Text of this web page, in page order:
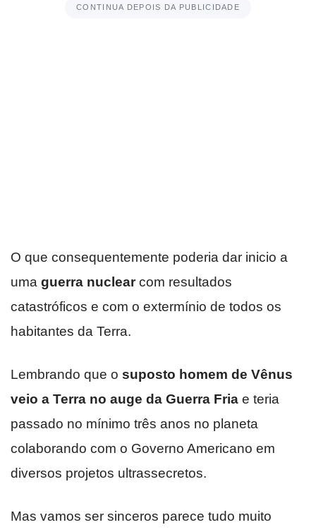
CONTINUA DEPOIS DA PUBLICIDADE
O que consequentemente poderia dar inicio a
uma guerra nuclearcom resultados
catastróficos e com o extermínio de todos os
habitantes da Terra.
Lembrando que o suposto homem de Vênus
veio a Terra no auge da Guerra Fria e teria
passado no mínimo três anos no planeta
colaborando com o Governo Americano em
diversos projetos ultrassecretos.
Mas vamos ser sinceros parece tudo muito